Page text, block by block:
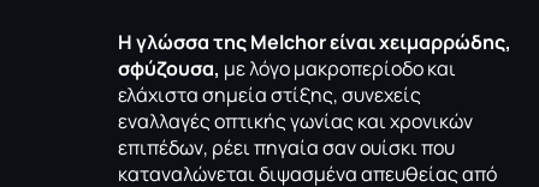
Η γλώσσα τηςMelchorείναι χειμαρρώδης,
σφύζουσα, με λόγο μακροπερίοδο και
ελάχιστα σημεία στίξης, συνεχείς
εναλλαγές οπτικής γωνίας και χρονικών
επιπέδων, ρέει πηγαία σαν ουίσκι που
καταναλώνεται διψασμένα απευθείας από